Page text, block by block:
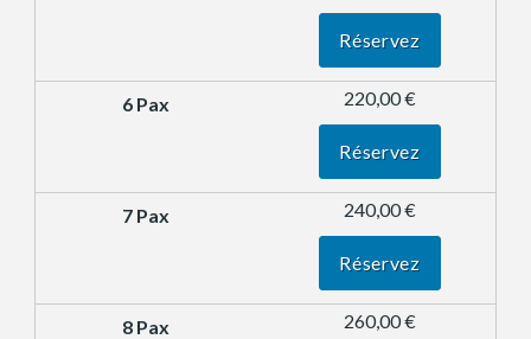
Réservez
220,00 €
Réservez
240,00 €
Réservez
260,00 €